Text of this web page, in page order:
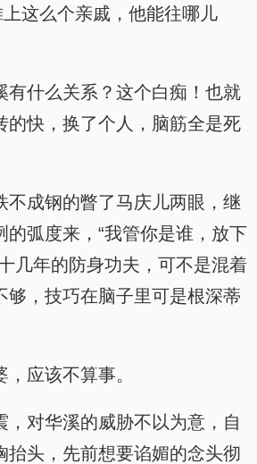
上这么个亲戚，他能往哪儿
有什么关系？这个白痴！也就
的快，换了个人，脑筋全是死
不成钢的瞥了马庆儿两眼，继
的弧度来，“我管你是谁，放下
几年的防身功夫，可不是混着
够，技巧在脑子里可是根深蒂
应该不算事。
，对华溪的威胁不以为意，自
抬头，先前想要谄媚的念头彻